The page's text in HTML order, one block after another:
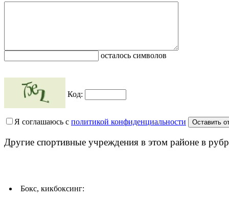
осталось символов
Код:
Я соглашаюсь с политикой конфиденциальности
Другие спортивные учреждения в этом районе в
Бокс, кикбоксинг: